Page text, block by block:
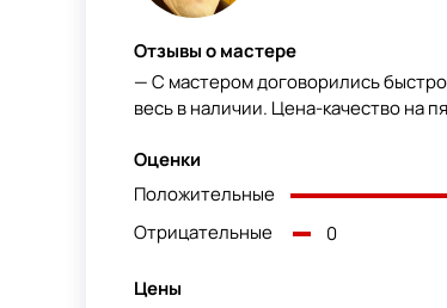
Отзывы о мастере
— С мастером договорились
весь в наличии. Цена-качество на
Оценки
Положительные
Отрицательные
0
Цены